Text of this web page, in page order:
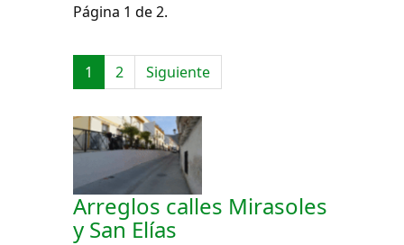
Página 1 de 2.
1 2 Siguiente
Arreglos calles Mirasoles
y San Elías